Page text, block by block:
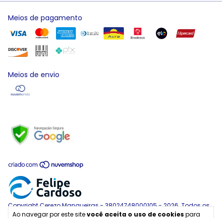
Ao navegar por este sitevocê aceita o uso de cookiespara
Meios de pagamento
Meios de envio
Copyright Cerezo Mangueiras - 38024748000105 - 2026. Todos os
direitos reservados.